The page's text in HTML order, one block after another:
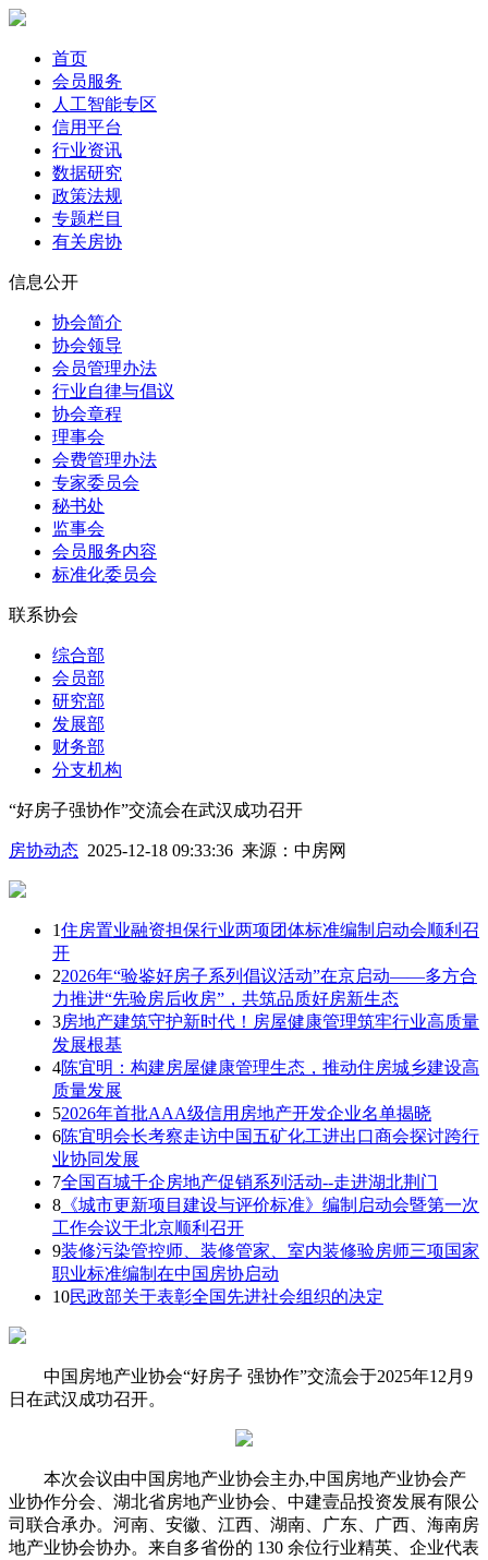
首页
会员服务
人工智能专区
信用平台
行业资讯
数据研究
政策法规
专题栏目
有关房协
信息公开
协会简介
协会领导
会员管理办法
行业自律与倡议
协会章程
理事会
会费管理办法
专家委员会
秘书处
监事会
会员服务内容
标准化委员会
联系协会
综合部
会员部
研究部
发展部
财务部
分支机构
“好房子强协作”交流会在武汉成功召开
房协动态 2025-12-18 09:33:36 来源： 中房网
1住房置业融资担保行业两项团体标准编制启动会顺利召
开
22026年“验鉴好房子系列倡议活动”在京启动——多方合
力推进“先验房后收房”，共筑品质好房新生态
3房地产建筑守护新时代！房屋健康管理筑牢行业高质量
发展根基
4陈宜明：构建房屋健康管理生态，推动住房城乡建设高
质量发展
52026年首批AAA级信用房地产开发企业名单揭晓
6陈宜明会长考察走访中国五矿化工进出口商会探讨跨行
业协同发展
7全国百城千企房地产促销系列活动--走进湖北荆门
8 《城市更新项目建设与评价标准》编制启动会暨第一次
工作会议于北京顺利召开
9装修污染管控师、装修管家、室内装修验房师三项国家
职业标准编制在中国房协启动
10民政部关于表彰全国先进社会组织的决定
中国房地产业协会“好房子 强协作”交流会于2025年12月9
日在武汉成功召开。
本次会议由中国房地产业协会主办,中国房地产业协会产
业协作分会、湖北省房地产业协会、中建壹品投资发展有限公
司联合承办。河南、安徽、江西、湖南、广东、广西、海南房
地产业协会协办。来自多省份的 130 余位行业精英、企业代表